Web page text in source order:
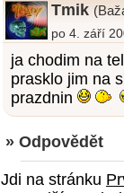
Tmik
po 4. září
ja chodim na
prasklo jim na
prazdnin
» Odpovědět
Jdi na stránku